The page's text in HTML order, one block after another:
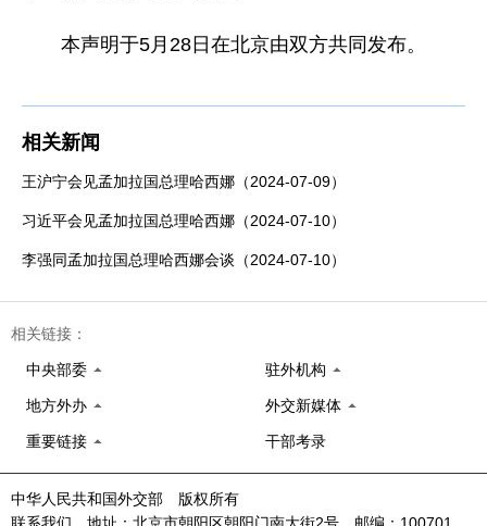
本声明于5月28日在北京由双方共同发布。
相关新闻
王沪宁会见孟加拉国总理哈西娜（2024-07-09）
习近平会见孟加拉国总理哈西娜（2024-07-10）
李强同孟加拉国总理哈西娜会谈（2024-07-10）
相关链接：
中央部委 驻外机构
地方外办 外交新媒体
重要链接 干部考录
中华人民共和国外交部 版权所有